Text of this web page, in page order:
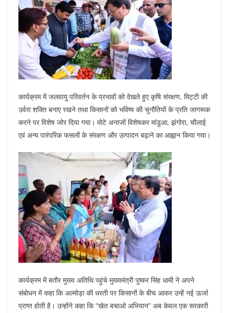
कार्यक्रम में जलवायु परिवर्तन के प्रभावों को देखते हुए कृषि संरक्षण, मिट्टी की
उर्वरा शक्ति बनाए रखने तथा किसानों को भविष्य की चुनौतियों के प्रति जागरूक
करने पर विशेष जोर दिया गया। मोटे अनाजों विशेषकर मांडुआ, झंगोरा, चौलाई
एवं अन्य पारंपरिक फसलों के संरक्षण और उत्पादन बढ़ाने का आह्वान किया गया।
कार्यक्रम में बतौर मुख्य अतिथि पहुंचे मुख्यमंत्री पुष्कर सिंह धामी ने अपने
संबोधन में कहा कि अल्मोड़ा की धरती पर किसानों के बीच आकर उन्हें नई ऊर्जा
प्राप्त होती है। उन्होंने कहा कि “खेत बचाओ अभियान” अब केवल एक सरकारी